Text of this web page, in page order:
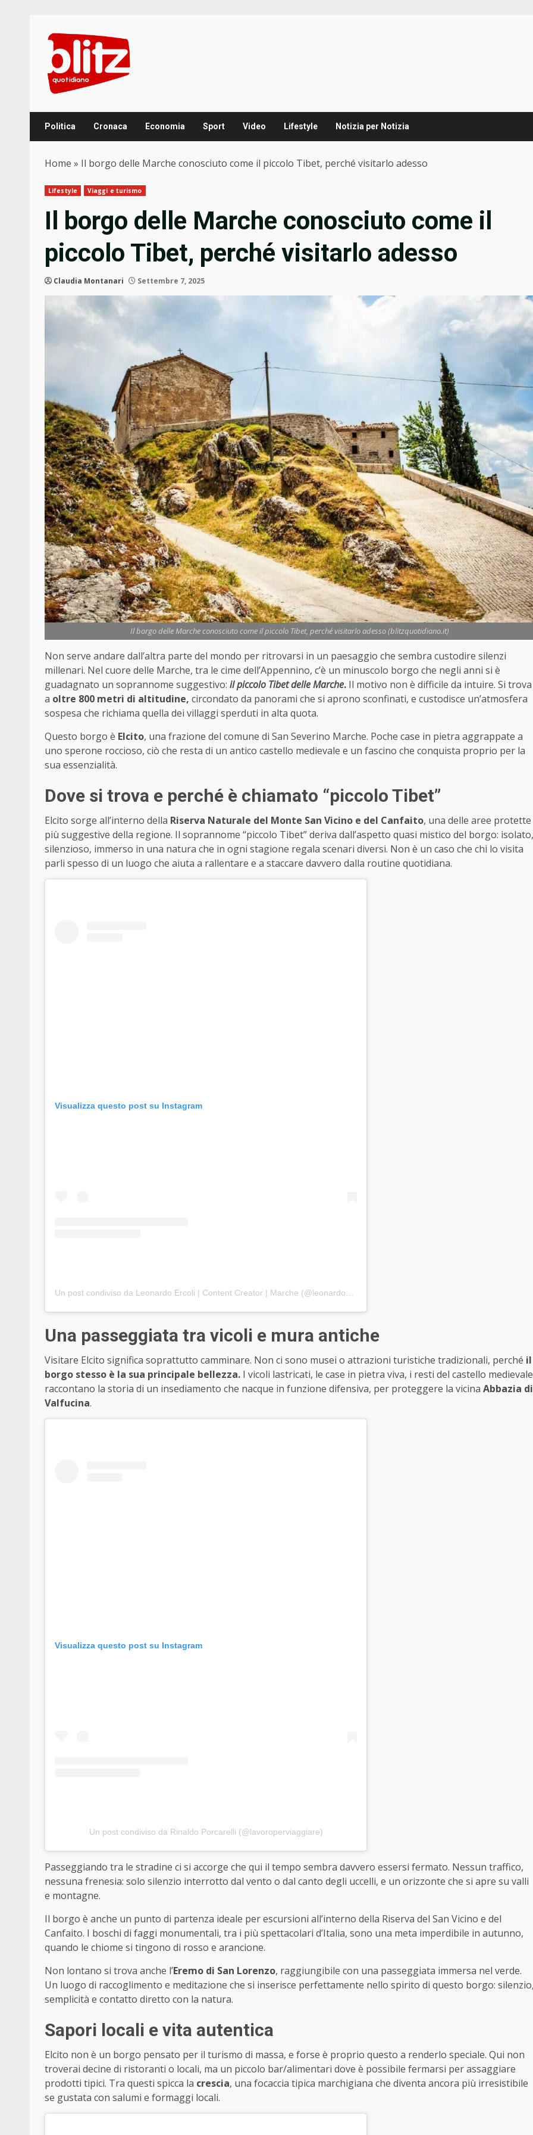
content
Politica Cronaca Economia Sport Video Lifestyle Notizia per Notizia
Home » Il borgo delle Marche conosciuto come il piccolo Tibet, perché visitarlo adesso
Lifestyle Viaggi e turismo
Il borgo delle Marche conosciuto come il
piccolo Tibet, perché visitarlo adesso
Claudia Montanari Settembre 7, 2025
Il borgo delle Marche conosciuto come il piccolo Tibet, perché visitarlo adesso (blitzquotidiano.it)
Non serve andare dall’altra parte del mondo per ritrovarsi in un paesaggio che sembra custodire silenzi
millenari. Nel cuore delle Marche, tra le cime dell’Appennino, c’è un minuscolo borgo che negli anni si è
guadagnato un soprannome suggestivo: il piccolo Tibet delle Marche. Il motivo non è difficile da intuire. Si trova
a oltre 800 metri di altitudine, circondato da panorami che si aprono sconfinati, e custodisce un’atmosfera
sospesa che richiama quella dei villaggi sperduti in alta quota.
Questo borgo è Elcito, una frazione del comune di San Severino Marche. Poche case in pietra aggrappate a
uno sperone roccioso, ciò che resta di un antico castello medievale e un fascino che conquista proprio per la
sua essenzialità.
Dove si trova e perché è chiamato “piccolo Tibet”
Elcito sorge all’interno della Riserva Naturale del Monte San Vicino e del Canfaito, una delle aree protette
più suggestive della regione. Il soprannome “piccolo Tibet” deriva dall’aspetto quasi mistico del borgo: isolato,
silenzioso, immerso in una natura che in ogni stagione regala scenari diversi. Non è un caso che chi lo visita
parli spesso di un luogo che aiuta a rallentare e a staccare davvero dalla routine quotidiana.
Visualizza questo post su Instagram
Una passeggiata tra vicoli e mura antiche
Visitare Elcito significa soprattutto camminare. Non ci sono musei o attrazioni turistiche tradizionali, perché il
borgo stesso è la sua principale bellezza. I vicoli lastricati, le case in pietra viva, i resti del castello medievale
raccontano la storia di un insediamento che nacque in funzione difensiva, per proteggere la vicina Abbazia di
Valfucina.
Visualizza questo post su Instagram
Un post condiviso da Rinaldo Porcarelli (@lavoroperviaggiare)
Passeggiando tra le stradine ci si accorge che qui il tempo sembra davvero essersi fermato. Nessun traffico,
nessuna frenesia: solo silenzio interrotto dal vento o dal canto degli uccelli, e un orizzonte che si apre su valli
e montagne.
Il borgo è anche un punto di partenza ideale per escursioni all’interno della Riserva del San Vicino e del
Canfaito. I boschi di faggi monumentali, tra i più spettacolari d’Italia, sono una meta imperdibile in autunno,
quando le chiome si tingono di rosso e arancione.
Non lontano si trova anche l’Eremo di San Lorenzo, raggiungibile con una passeggiata immersa nel verde.
Un luogo di raccoglimento e meditazione che si inserisce perfettamente nello spirito di questo borgo:
semplicità e contatto diretto con la natura.
Sapori locali e vita autentica
Elcito non è un borgo pensato per il turismo di massa, e forse è proprio questo a renderlo speciale. Qui non
troverai decine di ristoranti o locali, ma un piccolo bar/alimentari dove è possibile fermarsi per assaggiare
prodotti tipici. Tra questi spicca la crescia, una focaccia tipica marchigiana che diventa ancora più irresistibile
se gustata con salumi e formaggi locali.